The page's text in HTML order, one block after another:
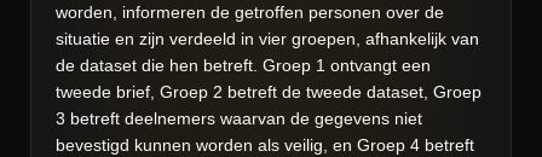
worden, informeren de getroffen personen over de
situatie en zijn verdeeld in vier groepen, afhankelijk van
de dataset die hen betreft. Groep 1 ontvangt een
tweede brief, Groep 2 betreft de tweede dataset, Groep
3 betreft deelnemers waarvan de gegevens niet
bevestigd kunnen worden als veilig, en Groep 4 betreft